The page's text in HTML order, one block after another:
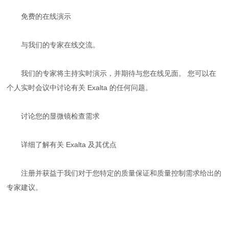
免费的在线演示
与我们的专家在线交流。
我们的专家将主持实时演示，并期待与您在线见面。 您可以在
个人实时会议中讨论有关 Exalta 的任何问题。
讨论您的显微镜检查需求
详细了解有关 Exalta 及其优点
注册并获益于我们对于您特定的质量保证和质量控制需求给出的
专家建议。